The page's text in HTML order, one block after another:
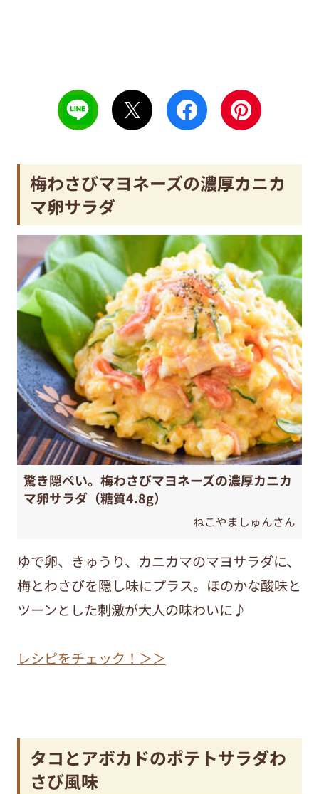
梅わさびマヨネーズの濃厚カニカ
マ卵サラダ
驚き隠ぺい。梅わさびマヨネーズの濃厚カニカ
マ卵サラダ（糖質4.8g）
ねこやましゅんさん
ゆで卵、きゅうり、カニカマのマヨサラダに、
梅とわさびを隠し味にプラス。ほのかな酸味と
ツーンとした刺激が大人の味わいに♪
レシピをチェック！＞＞
タコとアボカドのポテトサラダわ
さび風味